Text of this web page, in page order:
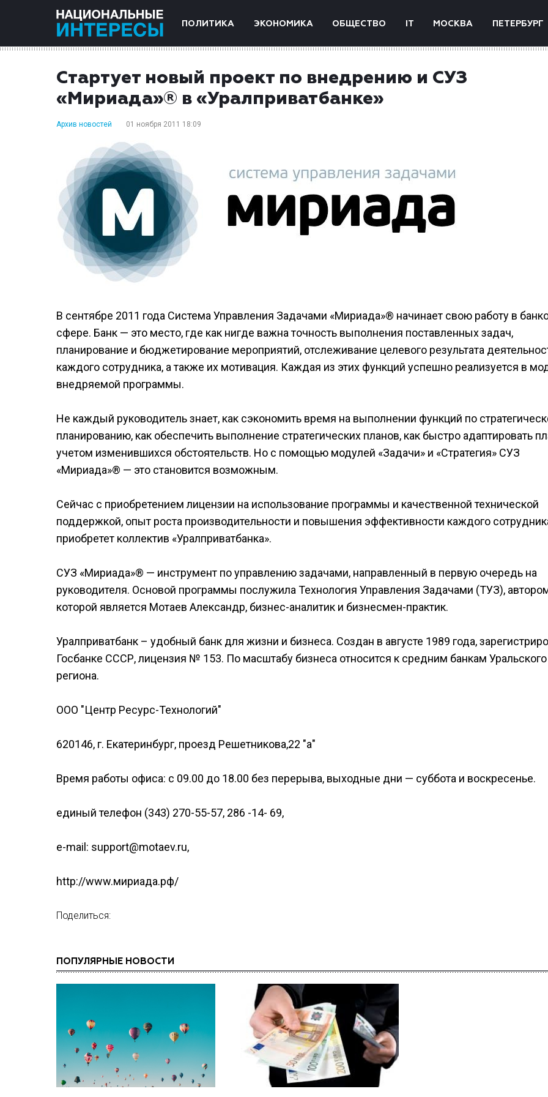
ПОЛИТИКА ЭКОНОМИКА ОБЩЕСТВО IT МОСКВА ПЕТЕРБУРГ
Стартует новый проект по внедрению и СУЗ
«Мириада»® в «Уралприватбанке»
Архив новостей 01 ноября 2011 18:09
В сентябре 2011 года Система Управления Задачами «Мириада»® начинает свою работу в
сфере. Банк — это место, где как нигде важна точность выполнения поставленных задач,
планирование и бюджетирование мероприятий, отслеживание целевого результата
каждого сотрудника, а также их мотивация. Каждая из этих функций успешно реализуется в
внедряемой программы.
Не каждый руководитель знает, как сэкономить время на выполнении функций по
планированию, как обеспечить выполнение стратегических планов, как быстро адаптировать
учетом изменившихся обстоятельств. Но с помощью модулей «Задачи» и «Стратегия» СУЗ
«Мириада»® — это становится возможным.
Сейчас с приобретением лицензии на использование программы и качественной технической
поддержкой, опыт роста производительности и повышения эффективности каждого
приобретет коллектив «Уралприватбанка».
СУЗ «Мириада»® — инструмент по управлению задачами, направленный в первую очередь на
руководителя. Основой программы послужила Технология Управления Задачами (ТУЗ),
которой является Мотаев Александр, бизнес-аналитик и бизнесмен-практик.
Уралприватбанк – удобный банк для жизни и бизнеса. Создан в августе 1989 года,
Госбанке СССР, лицензия № 153. По масштабу бизнеса относится к средним банкам Уральского
региона.
ООО "Центр Ресурс-Технологий"
620146, г. Екатеринбург, проезд Решетникова,22 "а"
Время работы офиса: с 09.00 до 18.00 без перерыва, выходные дни — суббота и воскресенье.
единый телефон (343) 270-55-57, 286 -14- 69,
e-mail: support@motaev.ru,
http://www.мириада.рф/
Поделиться:
ПОПУЛЯРНЫЕ НОВОСТИ